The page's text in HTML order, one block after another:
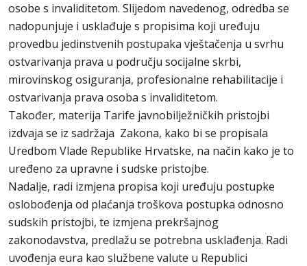
osobe s invaliditetom. Slijedom navedenog, odredba se
nadopunjuje i usklađuje s propisima koji uređuju
provedbu jedinstvenih postupaka vještačenja u svrhu
ostvarivanja prava u području socijalne skrbi,
mirovinskog osiguranja, profesionalne rehabilitacije i
ostvarivanja prava osoba s invaliditetom.
Također, materija Tarife javnobilježničkih pristojbi
izdvaja se iz sadržaja Zakona, kako bi se propisala
Uredbom Vlade Republike Hrvatske, na način kako je to
uređeno za upravne i sudske pristojbe.
Nadalje, radi izmjena propisa koji uređuju postupke
oslobođenja od plaćanja troškova postupka odnosno
sudskih pristojbi, te izmjena prekršajnog
zakonodavstva, predlažu se potrebna usklađenja. Radi
uvođenja eura kao službene valute u Republici